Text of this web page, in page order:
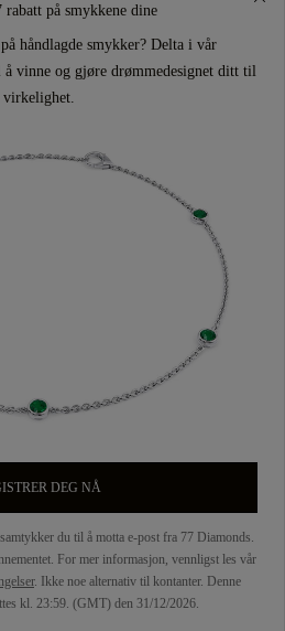
på smykkene dine
håndlagde smykker? Delta i vår
vinne og gjøre drømmedesignet ditt til
virkelighet.
DEG NÅ
du til å motta e-post fra 77 Diamonds.
For mer informasjon, vennligst les vår
. Ikke noe alternativ til kontanter. Denne
kl. 23:59. (GMT) den 31/12/2026.